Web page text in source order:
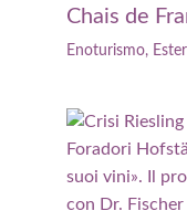
Chais de
Enoturismo,